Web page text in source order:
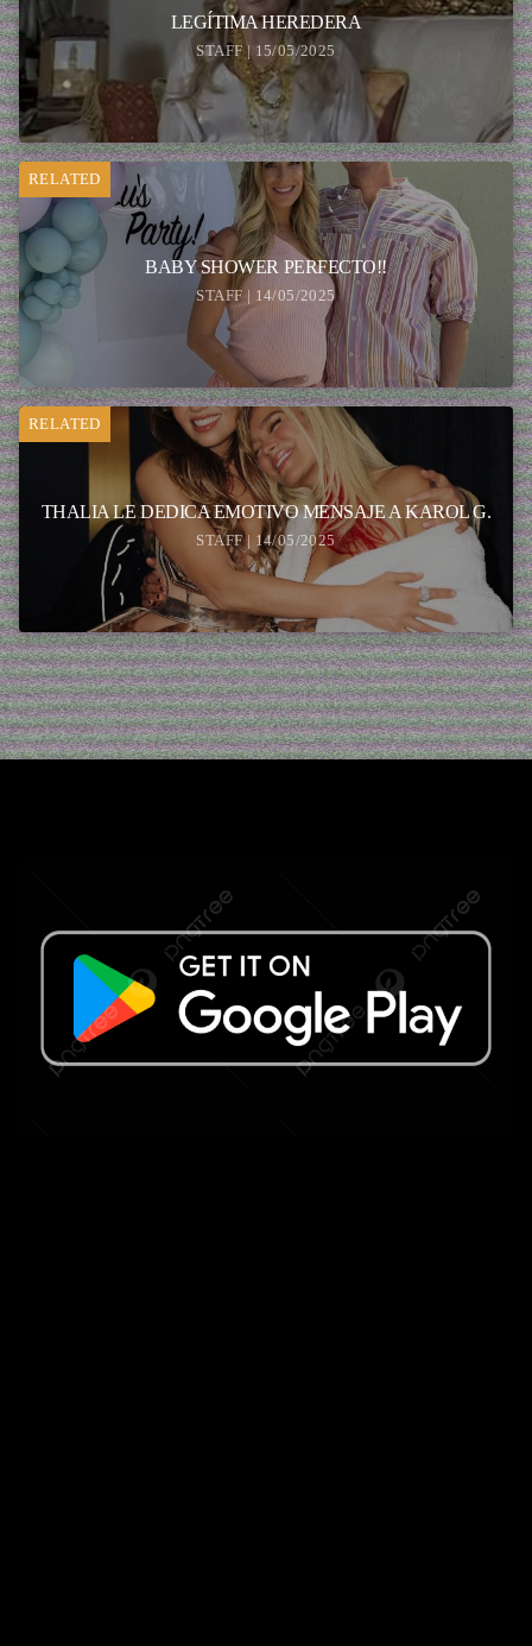
LEGÍTIMA HEREDERA
STAFF | 15/05/2025
RELATED
BABY SHOWER PERFECTO!!
STAFF | 14/05/2025
RELATED
THALIA LE DEDICA EMOTIVO MENSAJE A KAROL G.
STAFF | 14/05/2025